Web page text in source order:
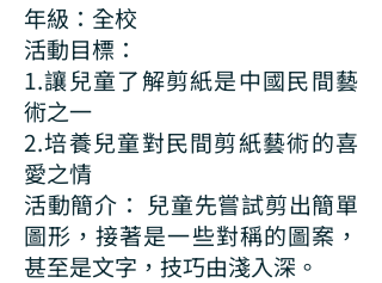
年級：全校
活動目標：
1.讓兒童了解剪紙是中國民間藝
術之一
2.培養兒童對民間剪紙藝術的喜
愛之情
活動簡介： 兒童先嘗試剪出簡單
圖形，接著是一些對稱的圖案，
甚至是文字，技巧由淺入深。